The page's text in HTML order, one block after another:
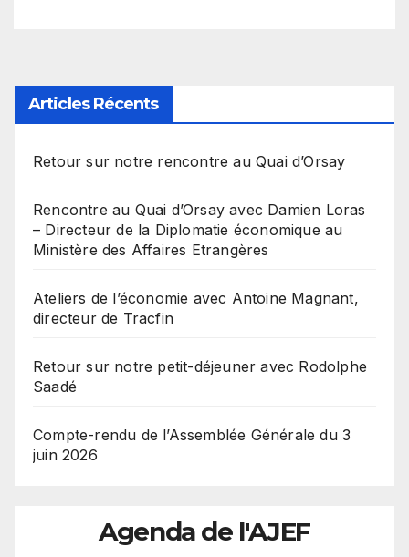
Articles Récents
Retour sur notre rencontre au Quai d’Orsay
Rencontre au Quai d’Orsay avec Damien Loras
– Directeur de la Diplomatie économique au
Ministère des Affaires Etrangères
Ateliers de l’économie avec Antoine Magnant,
directeur de Tracfin
Retour sur notre petit-déjeuner avec Rodolphe
Saadé
Compte-rendu de l’Assemblée Générale du 3
juin 2026
Agenda de l'AJEF